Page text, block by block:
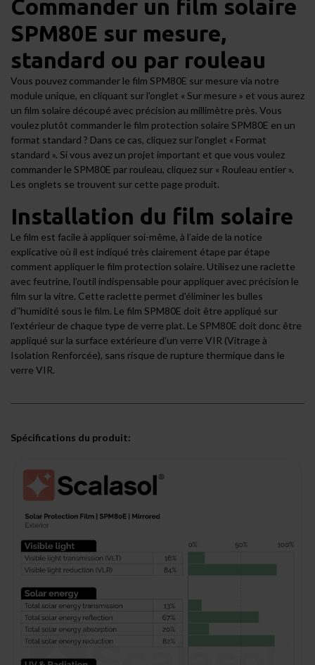
Commander un film solaire
SPM80E sur mesure,
standard ou par rouleau
Vous pouvez commander le film SPM80E sur mesure via notre
module unique, en cliquant sur l'onglet « Sur mesure » et vous aurez
un film solaire découpé avec précision au millimètre près. Vous
voulez plutôt commander le film protection solaire SPM80E en un
format standard ? Dans ce cas, cliquez sur l'onglet « Format
standard ». Si vous avez un projet important et que vous voulez
commander le SPM80E par rouleau, cliquez sur « Rouleau entier ».
Les onglets se trouvent sur cette page produit.
Installation du film solaire
Le film est facile à appliquer soi-même, à l’aide de la notice
explicative où il est indiqué très clairement étape par étape
comment appliquer le film protection solaire. Utilisez une raclette
avec feutrine, l’outil indispensable pour appliquer avec précision le
film sur la vitre. Cette raclette permet d'éliminer les bulles
d’'humidité sous le film. Le film SPM80E doit être appliqué sur
l'extérieur de chaque type de verre plat. Le SPM80E doit donc être
appliqué sur la surface extérieure d’un verre VIR (Vitrage à
Isolation Renforcée), sans risque de rupture thermique dans le
verre VIR.
Spécifications du produit: